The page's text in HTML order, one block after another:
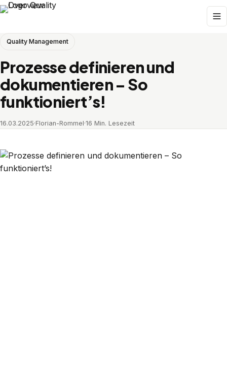
Quality Management
Prozesse definieren und
dokumentieren – So
funktioniert’s!
16.03.2025·Florian-Rommel·16 Min. Lesezeit